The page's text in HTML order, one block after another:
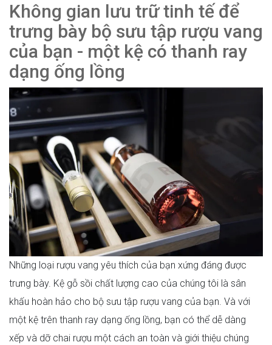
Không gian lưu trữ tinh tế để
trưng bày bộ sưu tập rượu vang
của bạn - một kệ có thanh ray
dạng ống lồng
Những loại rượu vang yêu thích của bạn xứng đáng được
trưng bày. Kệ gỗ sồi chất lượng cao của chúng tôi là sân
khấu hoàn hảo cho bộ sưu tập rượu vang của bạn. Và với
một kệ trên thanh ray dạng ống lồng, bạn có thể dễ dàng
xếp và dỡ chai rượu một cách an toàn và giới thiệu chúng